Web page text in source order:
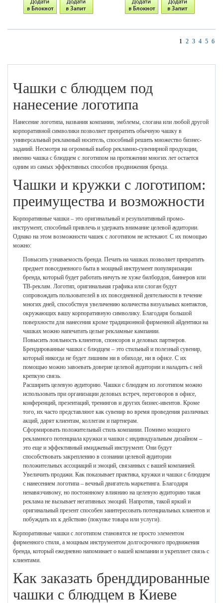
1 2 3 4 5 6
Чашки с блюдцем под
нанесение логотипа
Нанесение логотипа, названия компании, эмблемы, слогана или любой другой
корпоративной символики позволяет превратить обычную чашку в
универсальный рекламный носитель, способный решить множество бизнес-
заданий. Несмотря на огромный выбор рекламно-сувенирной продукции,
именно чашка с блюдцем с логотипом на протяжении многих лет остается
одним из самых эффективных способов продвижения бренда.
Чашки и кружки с логотипом:
преимущества и возможности
Корпоративные чашки – это оригинальный и результативный промо-
инструмент, способный привлечь и удержать внимание целевой аудитории.
Однако на этом возможности чашек с логотипом не истекают. С их помощью
можно:
Повысить узнаваемость бренда. Печать на чашках позволяет превратить
предмет повседневного быта в мощный инструмент популяризации
бренда, который будет работать ничуть не хуже билбордов, баннеров или
ТВ-реклам. Логотип, оригинальная графика или слоган будут
сопровождать пользователей в их повседневной деятельности в течение
многих дней, способствуя увеличению количества визуальных контактов,
окружающих вашу корпоративную символику. Благодаря большой
поверхности для нанесения кроме традиционной фирменной айдентики на
чашках можно напечатать целые рекламные кампании.
Повысить лояльность клиентов, спонсоров и деловых партнеров.
Брендированные чашки с блюдцем – это стильный и полезный сувенир,
который никогда не будет лишним ни в обиходе, ни в офисе. С их
помощью можно завоевать доверие целевой аудитории и наладить с ней
крепкую связь.
Расширить целевую аудиторию. Чашки с блюдцем из логотипом можно
использовать при организации деловых встреч, переговоров в офисе,
конференций, презентаций, тренингов и других бизнес-ивентов. Кроме
того, их часто представляют как сувенир во время проведения различных
акций, дарят клиентам, коллегам и партнерам.
Сформировать положительный стиль компании. Помимо мощного
рекламного потенциала кружки и чашки с индивидуальным дизайном –
это еще и эффективный имиджевый инструмент. Они будут
способствовать закреплению в сознании целевой аудитории
положительных ассоциаций и эмоций, связанных с вашей компанией.
Увеличить продажи. Как показывает практика, кружки и чашки с блюдцем
с нанесением логотипа – вечный двигатель маркетинга. Благодаря
ненавязчивому, но постоянному влиянию на целевую аудиторию такая
реклама не вызывает негативных эмоций. Напротив, такой яркий и
оригинальный презент способен заинтересовать потенциальных клиентов и
побуждать их к действию (покупке товара или услуги).
Корпоративные чашки с логотипом становятся не просто элементом
фирменного стиля, а мощным инструментом долгосрочного продвижения
бренда, который ежедневно напоминает о вашей компании и укрепляет связь с
клиентами.
Как заказать бренддированные
чашки с блюдцем в Киеве